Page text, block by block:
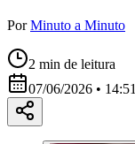
Por Minuto a Minuto
2 min de leitura
07/06/2026 • 14:51